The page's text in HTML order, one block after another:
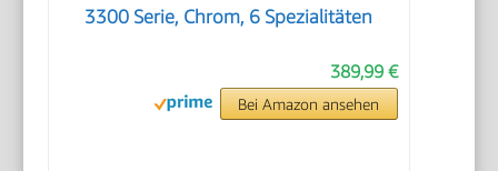
3300 Serie, Chrom, 6 Spezialitäten
389,99 €
Bei Amazon ansehen